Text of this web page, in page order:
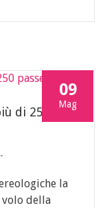
09
Mag
di 250
la
volo della